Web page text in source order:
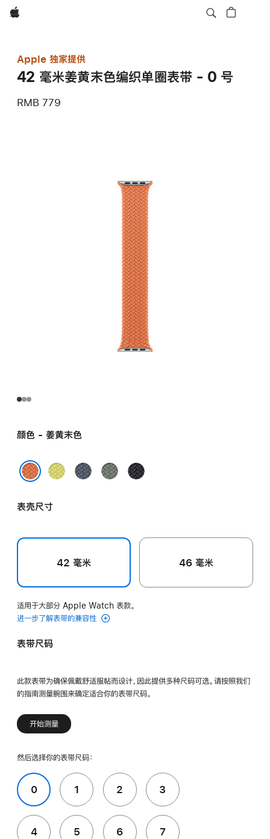
Apple
Apple 独家提供
42 毫米姜黄末色编织单圈表带 - 0 号
RMB 779
颜色 - 姜黄末色
霓
黄
铁
灰
午
表壳尺寸
42 毫米 46 毫米
适用于大部分 Apple Watch 表款。
进一步了解表带的兼容性
表带尺码
此款表带为确保佩戴舒适服帖而设计，因此提供多种尺码可选。请按照我们
的指南测量腕围来确定适合你的表带尺码。
开始测量
然后选择你的表带尺码：
0 1 2 3
4 5 6 7